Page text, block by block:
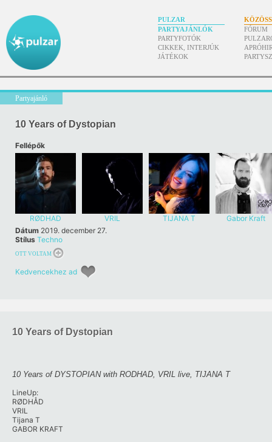
PULZAR
PARTYAJÁNLÓK
PARTYFOTÓK
CIKKEK, INTERJÚK
JÁTÉKOK
FÓRUM
Partyajánló
10 Years of Dystopian
Fellépők
RØDHAD VRIL TIJANA T
Gabor Kraft
Dátum 2019. december 27.
Stílus Techno
OTT VOLTAM
Kedvencekhez ad
10 Years of Dystopian
10 Years of DYSTOPIAN with RODHAD, VRIL live, TIJANA T
LineUp:
RØDHÅD
VRIL
Tijana T
GABOR KRAFT